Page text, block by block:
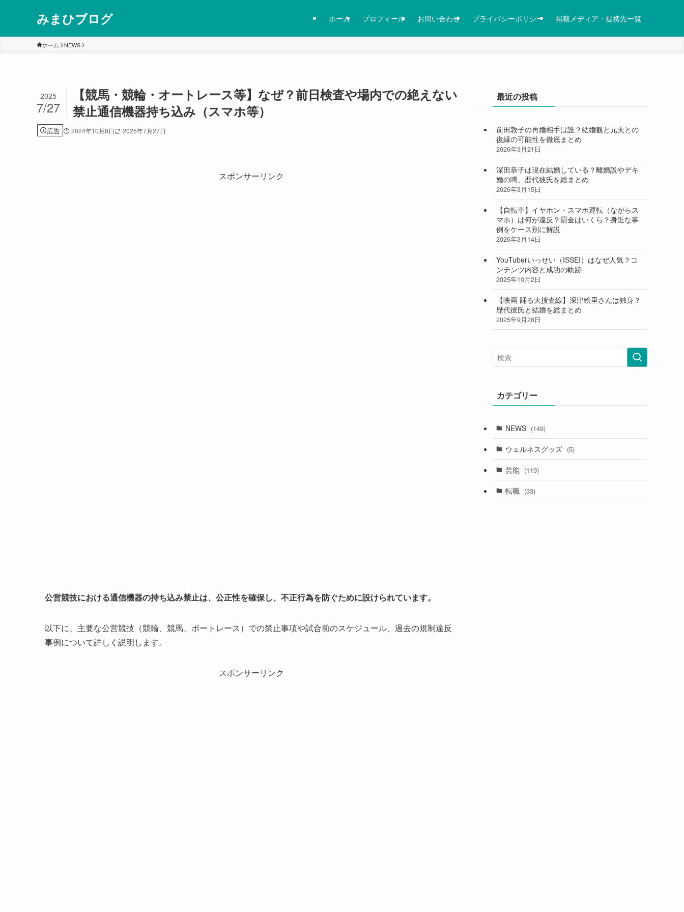
みまひブログ ホーム プロフィール お問い合わせ プライバシーポリシー 掲載メディア・提携先一覧
ホーム NEWS
【競馬・競輪・オートレース等】なぜ？前日検査や場内での絶えない
禁止通信機器持ち込み（スマホ等）
2025
7/27
広告 2024年10月8日 2025年7月27日
スポンサーリンク
公営競技における通信機器の持ち込み禁止は、公正性を確保し、不正行為を防ぐために設けられています。
以下に、主要な公営競技（競輪、競馬、ボートレース）での禁止事項や試合前のスケジュール、過去の規制違反
事例について詳しく説明します。
スポンサーリンク
最近の投稿
前田敦子の再婚相手は誰？結婚観と元夫との
復縁の可能性を徹底まとめ
2026年3月21日
深田恭子は現在結婚している？離婚説やデキ
婚の噂、歴代彼氏を総まとめ
2026年3月15日
【自転車】イヤホン・スマホ運転（ながらス
マホ）は何が違反？罰金はいくら？身近な事
例をケース別に解説
2026年3月14日
YouTuberいっせい（ISSEI）はなぜ人気？コ
ンテンツ内容と成功の軌跡
2025年10月2日
【映画 踊る大捜査線】深津絵里さんは独身？
歴代彼氏と結婚を総まとめ
2025年9月28日
カテゴリー
NEWS (149)
ウェルネスグッズ (5)
芸能 (119)
転職 (33)